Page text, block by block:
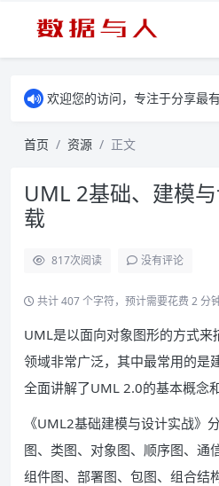
欢迎您的访问，专注于分享最
首页 资源 正文
UML 2基础、建模
载
817次阅读 没有评论
共计 407 个字符，预计需要花费 2 分
UML是以面向对象图形的方式来
领域非常广泛，其中最常用的是
全面讲解了UML 2.0的基本概念
《UML2基础建模与设计实战》
图、类图、对象图、顺序图、通
组件图、部署图、包图、组合结